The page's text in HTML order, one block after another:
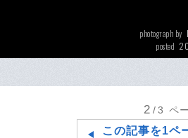
photograph by
posted
2 /3 ペ
この記事を1ペ